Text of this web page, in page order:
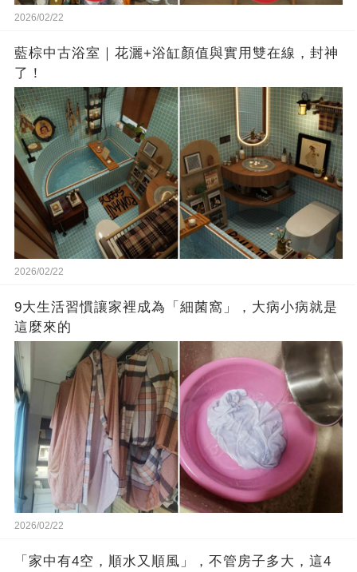
2026/02/22
藍棕中古浴室｜花灑+浴缸顏值與實用雙在線，封神
了！
2026/02/22
9大生活習慣讓家裡成為「細菌窩」，大病小病就是
這麼來的
2026/02/22
「家中有4空，順水又順風」，不管房子多大，這4